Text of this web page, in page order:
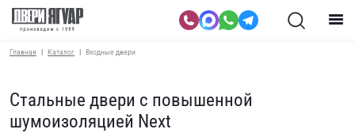
Главная Каталог Входные двери
Стальные двери с повышенной
шумоизоляцией Next